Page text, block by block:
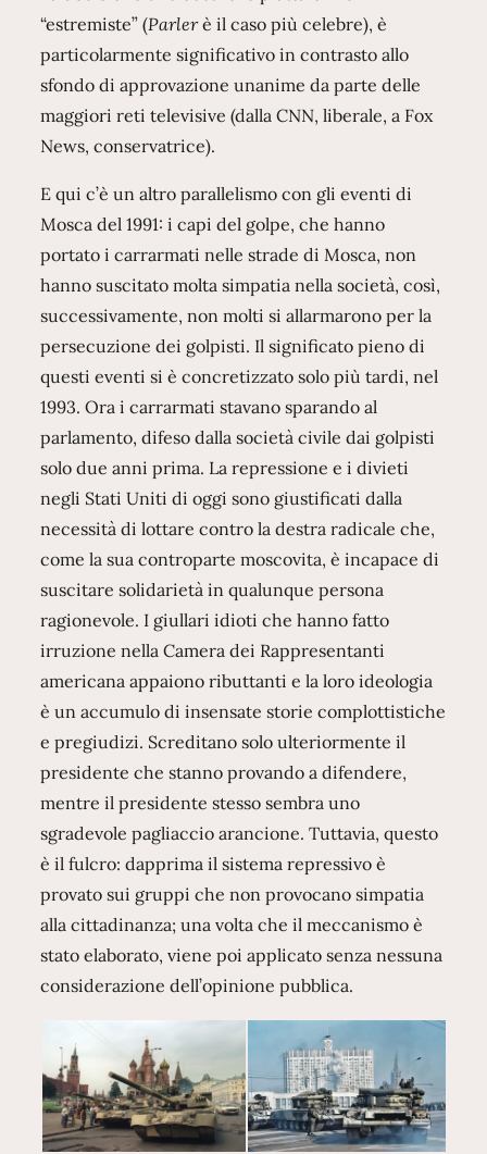
“estremiste” (Parlerè il caso più celebre), è
particolarmente significativo in contrasto allo
sfondo di approvazione unanime da parte delle
maggiori reti televisive (dalla CNN, liberale, a Fox
News, conservatrice).
E qui c’è un altro parallelismo con gli eventi di
Mosca del 1991: i capi del golpe, che hanno
portato i carrarmati nelle strade di Mosca, non
hanno suscitato molta simpatia nella società, così,
successivamente, non molti si allarmarono per la
persecuzione dei golpisti. Il significato pieno di
questi eventi si è concretizzato solo più tardi, nel
1993. Ora i carrarmati stavano sparando al
parlamento, difeso dalla società civile dai golpisti
solo due anni prima. La repressione e i divieti
negli Stati Uniti di oggi sono giustificati dalla
necessità di lottare contro la destra radicale che,
come la sua controparte moscovita, è incapace di
suscitare solidarietà in qualunque persona
ragionevole. I giullari idioti che hanno fatto
irruzione nella Camera dei Rappresentanti
americana appaiono ributtanti e la loro ideologia
è un accumulo di insensate storie complottistiche
e pregiudizi. Screditano solo ulteriormente il
presidente che stanno provando a difendere,
mentre il presidente stesso sembra uno
sgradevole pagliaccio arancione. Tuttavia, questo
è il fulcro: dapprima il sistema repressivo è
provato sui gruppi che non provocano simpatia
alla cittadinanza; una volta che il meccanismo è
stato elaborato, viene poi applicato senza nessuna
considerazione dell’opinione pubblica.